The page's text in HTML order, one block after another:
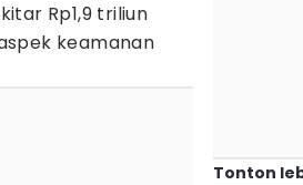
Rp1,9 triliun
keamanan
Tonton